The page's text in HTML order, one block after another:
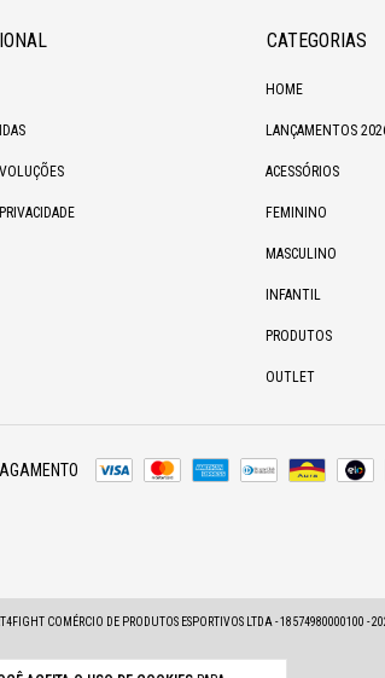
CATEGORIAS
HOME
LANÇAMENTOS
ACESSÓRIOS
FEMININO
MASCULINO
INFANTIL
PRODUTOS
OUTLET
COMÉRCIO DE PRODUTOS ESPORTIVOS LTDA - 18574980000100 -